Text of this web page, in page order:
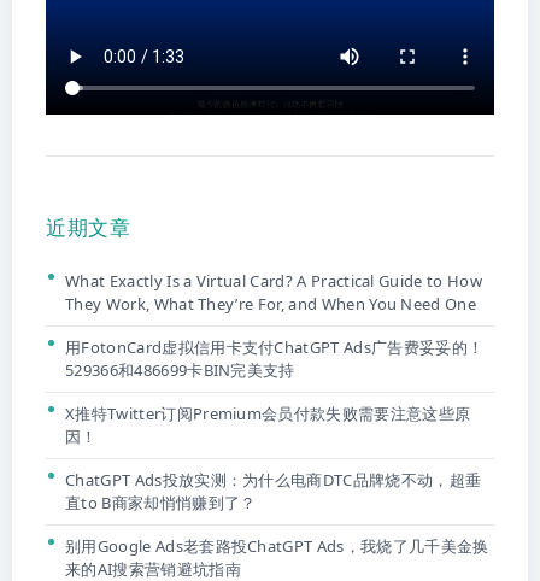
近期文章
What Exactly Is a Virtual Card? A Practical Guide to How
They Work, What They’re For, and When You Need One
用FotonCard虚拟信用卡支付ChatGPT Ads广告费妥妥的！
529366和486699卡BIN完美支持
X推特Twitter订阅Premium会员付款失败需要注意这些原
因！
ChatGPT Ads投放实测：为什么电商DTC品牌烧不动，超垂
直to B商家却悄悄赚到了？
别用Google Ads老套路投ChatGPT Ads，我烧了几千美金换
来的AI搜索营销避坑指南